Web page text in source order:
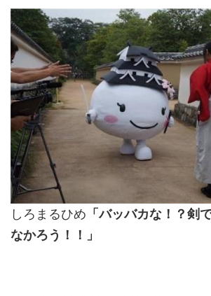
しろまるひめ 「バッバカな！？剣
なかろう！！」